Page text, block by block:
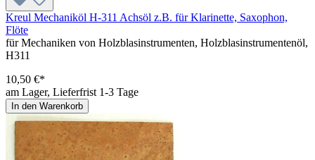
Kreul Mechaniköl H-311 Achsöl z.B. für Klarinette, Saxophon,
Flöte
für Mechaniken von Holzblasinstrumenten, Holzblasinstrumentenöl,
H311
10,50 €*
am Lager, Lieferfrist 1-3 Tage
In den Warenkorb